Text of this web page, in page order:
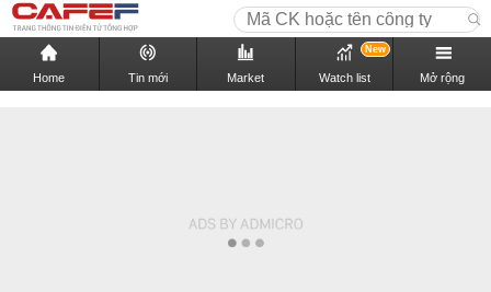
Home Tin mới Market Watch list
New
Mở rộng